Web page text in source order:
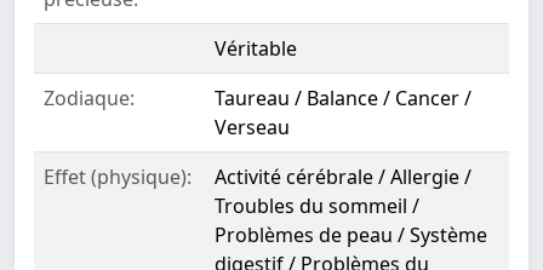
Véritable
Zodiaque:
Taureau / Balance / Cancer /
Verseau
Effet (physique):
Activité cérébrale / Allergie /
Troubles du sommeil /
Problèmes de peau / Système
digestif / Problèmes du